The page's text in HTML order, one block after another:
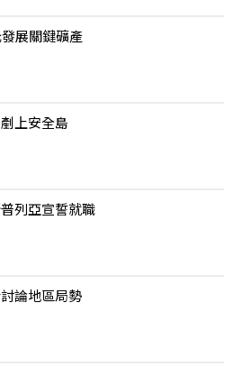
展關鍵礦產
上安全島
列亞宣誓就職
論地區局勢